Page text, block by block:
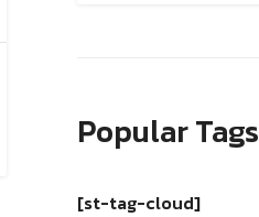
Popular Tags
[st-tag-cloud]